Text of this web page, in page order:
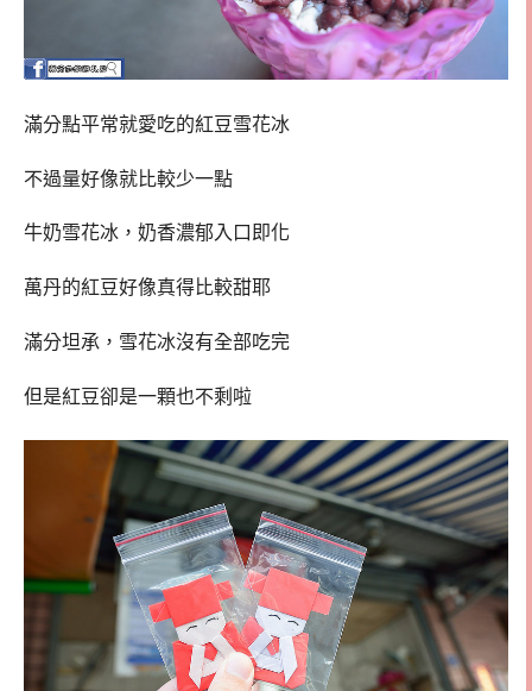
滿分點平常就愛吃的紅豆雪花冰
不過量好像就比較少一點
牛奶雪花冰，奶香濃郁入口即化
萬丹的紅豆好像真得比較甜耶
滿分坦承，雪花冰沒有全部吃完
但是紅豆卻是一顆也不剩啦